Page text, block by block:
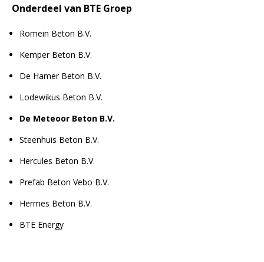
Onderdeel van BTE Groep
Romein Beton B.V.
Kemper Beton B.V.
De Hamer Beton B.V.
Lodewikus Beton B.V.
De Meteoor Beton B.V.
Steenhuis Beton B.V.
Hercules Beton B.V.
Prefab Beton Vebo B.V.
Hermes Beton B.V.
BTE Energy